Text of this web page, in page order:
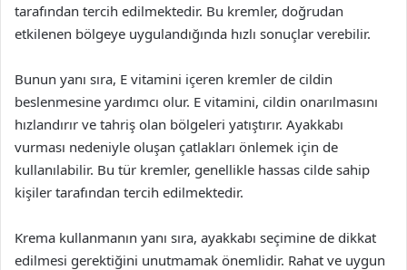
tarafından tercih edilmektedir. Bu kremler, doğrudan
etkilenen bölgeye uygulandığında hızlı sonuçlar verebilir.
Bunun yanı sıra, E vitamini içeren kremler de cildin
beslenmesine yardımcı olur. E vitamini, cildin onarılmasını
hızlandırır ve tahriş olan bölgeleri yatıştırır. Ayakkabı
vurması nedeniyle oluşan çatlakları önlemek için de
kullanılabilir. Bu tür kremler, genellikle hassas cilde sahip
kişiler tarafından tercih edilmektedir.
Krema kullanmanın yanı sıra, ayakkabı seçimine de dikkat
edilmesi gerektiğini unutmamak önemlidir. Rahat ve uygun